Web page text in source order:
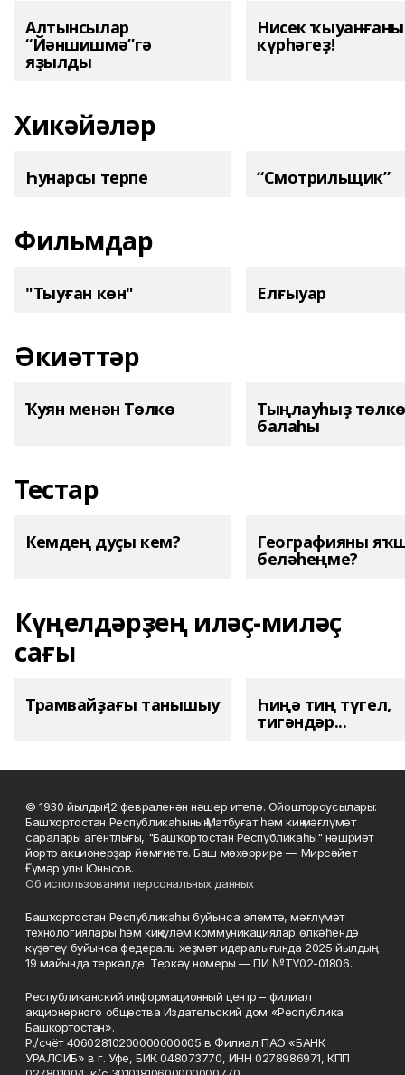
Алтынсылар
“Йәншишмә”гә
яҙылды
Нисек
күрһәгеҙ!
Хикәйәләр
Һунарсы терпе “Смотрильщик”
Фильмдар
"Тыуған көн" Елғыуар
Әкиәттәр
Ҡуян менән Төлкө Тыңлауһыҙ төлкө
балаһы
Тестар
Кемдең дуҫы кем? Географияны
беләһеңме?
Күңелдәрҙең иләҫ-миләҫ
сағы
Трамвайҙағы танышыу Һиңә тиң түгел,
тигәндәр...
© 1930 йылдың 12 февраленән нәшер ителә. Ойоштороусылары:
Башҡортостан Республикаһының Матбуғат һәм киң мәғлүмәт
саралары агентлығы, "Башҡортостан Республикаһы" нәшриәт
йорто акционерҙар йәмғиәте. Баш мөхәррире — Мирсәйет
Ғүмәр улы Юнысов.
Об использовании персональных данных
Башҡортостан Республикаһы буйынса элемтә, мәғлүмәт
технологиялары һәм киңкүләм коммуникациялар өлкәһендә
күҙәтеү буйынса федераль хеҙмәт идаралығында 2025 йылдың
19 майында теркәлде. Теркәү номеры — ПИ №ТУ02-01806.
Республиканский информационный центр – филиал
акционерного общества Издательский дом «Республика
Башкортостан».
Р./счёт 40602810200000000005 в Филиал ПАО «БАНК
УРАЛСИБ» в г. Уфе, БИК 048073770, ИНН 0278986971, КПП